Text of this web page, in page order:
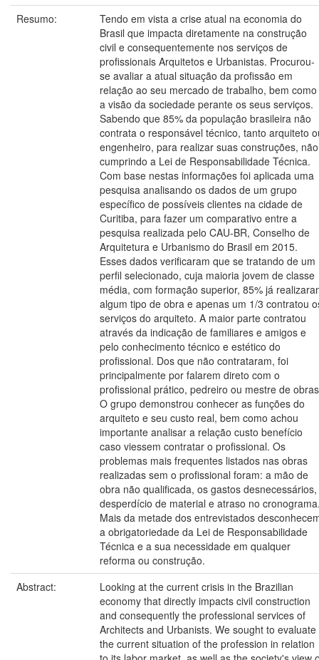
Resumo:
Tendo em vista a crise atual na economia do
Brasil que impacta diretamente na construção
civil e consequentemente nos serviços de
profissionais Arquitetos e Urbanistas. Procurou-
se avaliar a atual situação da profissão em
relação ao seu mercado de trabalho, bem como
a visão da sociedade perante os seus serviços.
Sabendo que 85% da população brasileira não
contrata o responsável técnico, tanto arquiteto
engenheiro, para realizar suas construções, não
cumprindo a Lei de Responsabilidade Técnica.
Com base nestas informações foi aplicada uma
pesquisa analisando os dados de um grupo
específico de possíveis clientes na cidade de
Curitiba, para fazer um comparativo entre a
pesquisa realizada pelo CAU-BR, Conselho de
Arquitetura e Urbanismo do Brasil em 2015.
Esses dados verificaram que se tratando de um
perfil selecionado, cuja maioria jovem de classe
média, com formação superior, 85% já
algum tipo de obra e apenas um 1/3 contratou
serviços do arquiteto. A maior parte contratou
através da indicação de familiares e amigos e
pelo conhecimento técnico e estético do
profissional. Dos que não contrataram, foi
principalmente por falarem direto com o
profissional prático, pedreiro ou mestre de
O grupo demonstrou conhecer as funções do
arquiteto e seu custo real, bem como achou
importante analisar a relação custo benefício
caso viessem contratar o profissional. Os
problemas mais frequentes listados nas obras
realizadas sem o profissional foram: a mão de
obra não qualificada, os gastos desnecessários,
desperdício de material e atraso no
Mais da metade dos entrevistados
a obrigatoriedade da Lei de Responsabilidade
Técnica e a sua necessidade em qualquer
reforma ou construção.
Abstract:
Looking at the current crisis in the Brazilian
economy that directly impacts civil construction
and consequently the professional services of
Architects and Urbanists. We sought to evaluate
the current situation of the profession in relation